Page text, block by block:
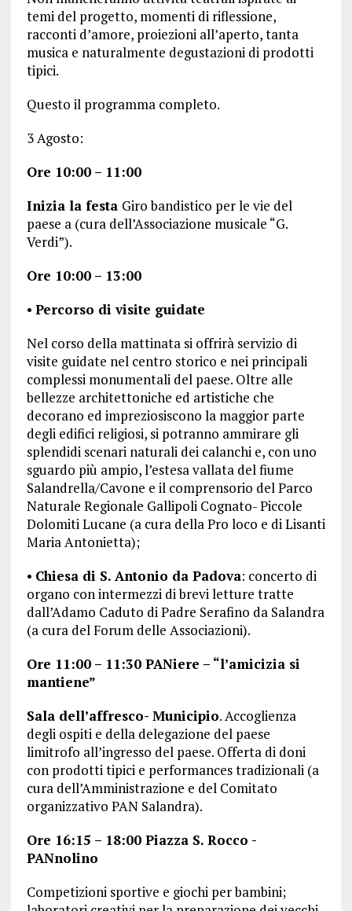
temi del progetto, momenti di riflessione,
racconti d’amore, proiezioni all’aperto, tanta
musica e naturalmente degustazioni di prodotti
tipici.
Questo il programma completo.
3 Agosto:
Ore 10:00 – 11:00
Inizia la festa Giro bandistico per le vie del
paese a (cura dell’Associazione musicale “G.
Verdi”).
Ore 10:00 – 13:00
• Percorso di visite guidate
Nel corso della mattinata si offrirà servizio di
visite guidate nel centro storico e nei principali
complessi monumentali del paese. Oltre alle
bellezze architettoniche ed artistiche che
decorano ed impreziosiscono la maggior parte
degli edifici religiosi, si potranno ammirare gli
splendidi scenari naturali dei calanchi e, con uno
sguardo più ampio, l’estesa vallata del fiume
Salandrella/Cavone e il comprensorio del Parco
Naturale Regionale Gallipoli Cognato- Piccole
Dolomiti Lucane (a cura della Pro loco e di Lisanti
Maria Antonietta);
• Chiesa di S. Antonio da Padova: concerto di
organo con intermezzi di brevi letture tratte
dall’Adamo Caduto di Padre Serafino da Salandra
(a cura del Forum delle Associazioni).
Ore 11:00 – 11:30 PANiere – “l’amicizia si
mantiene”
Sala dell’affresco- Municipio. Accoglienza
degli ospiti e della delegazione del paese
limitrofo all’ingresso del paese. Offerta di doni
con prodotti tipici e performances tradizionali (a
cura dell’Amministrazione e del Comitato
organizzativo PAN Salandra).
Ore 16:15 – 18:00 Piazza S. Rocco -
PANnolino
Competizioni sportive e giochi per bambini;